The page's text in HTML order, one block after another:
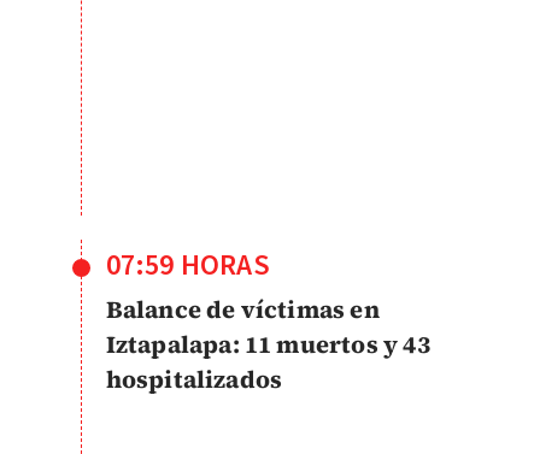
07:59 HORAS
Balance de víctimas en
Iztapalapa: 11 muertos y 43
hospitalizados